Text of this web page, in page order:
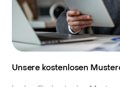
Unsere kostenlosen